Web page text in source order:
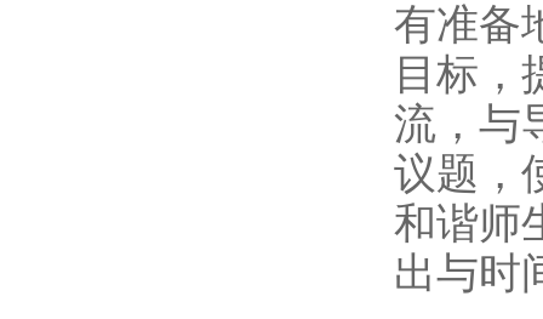
有准备
目标，
流，与
议题，
和谐师
出与时